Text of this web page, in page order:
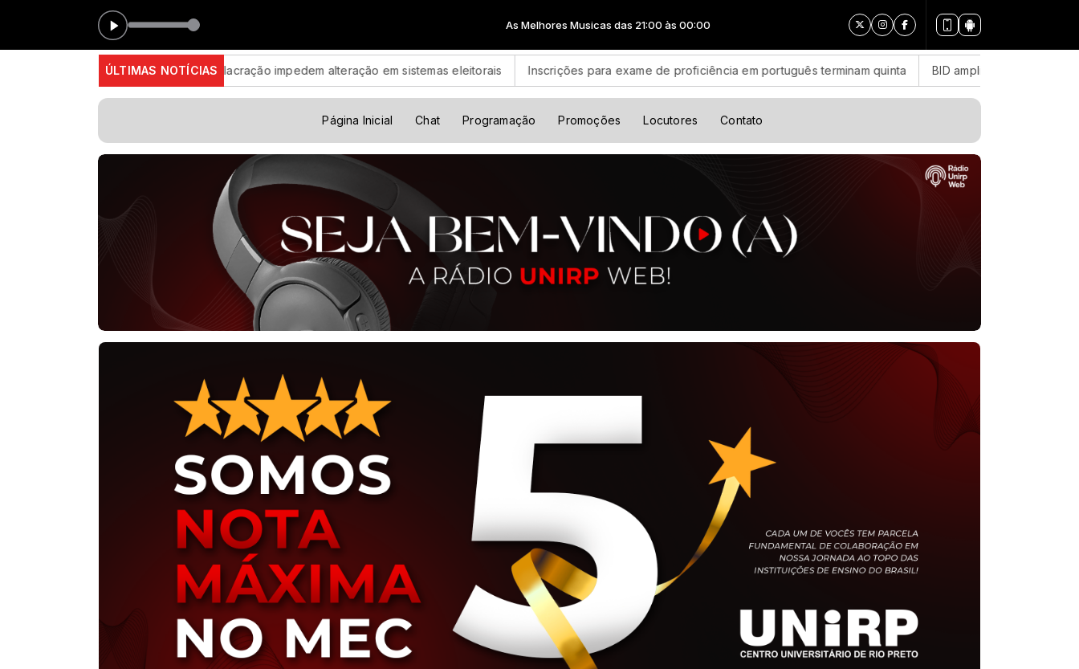
As Melhores Musicas das 21:00 às 00:00
ÚLTIMAS NOTÍCIAS
Assinatura digital e lacração impedem alteração em sistemas eleitorais Inscrições para exame de proficiência em português terminam quinta BID amplia para US$ 4 bilhões o
Página Inicial Chat Programação Promoções Locutores Contato